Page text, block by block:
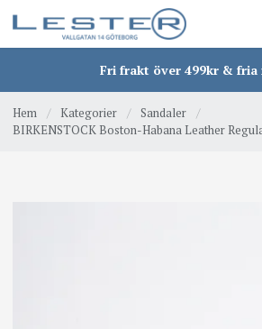
Fri frakt över 499kr & fria
Hem / Kategorier / Sandaler
/
BIRKENSTOCK Boston-Habana Leather